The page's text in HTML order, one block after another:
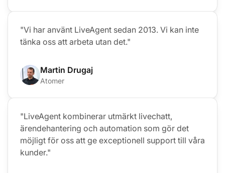
"Vi har använt LiveAgent sedan 2013. Vi kan inte
tänka oss att arbeta utan det."
Martin Drugaj
Atomer
"LiveAgent kombinerar utmärkt livechatt,
ärendehantering och automation som gör det
möjligt för oss att ge exceptionell support till våra
kunder."